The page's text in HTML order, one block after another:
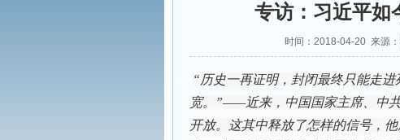
专访：习近平如
时间：2018-04-20 来源
“历史一再证明，封闭最终只能走
宽。”——近来，中国国家主席、中
开放。这其中释放了怎样的信号，